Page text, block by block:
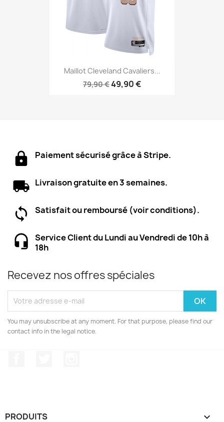
Maillot Cleveland Cavaliers...
79,90 €49,90 €
Paiement sécurisé grâce à Stripe.
Livraison gratuite en 3 semaines.
Satisfait ou remboursé (voir conditions).
Service Client du Lundi au Vendredi de 10h à
18h
Recevez nos offres spéciales
You may unsubscribe at any moment. For that purpose, please find our
contact info in the legal notice.
PRODUITS 